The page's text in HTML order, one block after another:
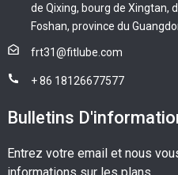
de Qixing, bourg de Xingtan,
Foshan, province du
frt31@fitlube.com
+ 86 18126677577
Bulletins
Entrez votre email et nous
informations sur les plans.